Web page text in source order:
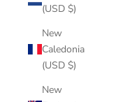
(USD $)
New
Caledonia
(USD $)
New